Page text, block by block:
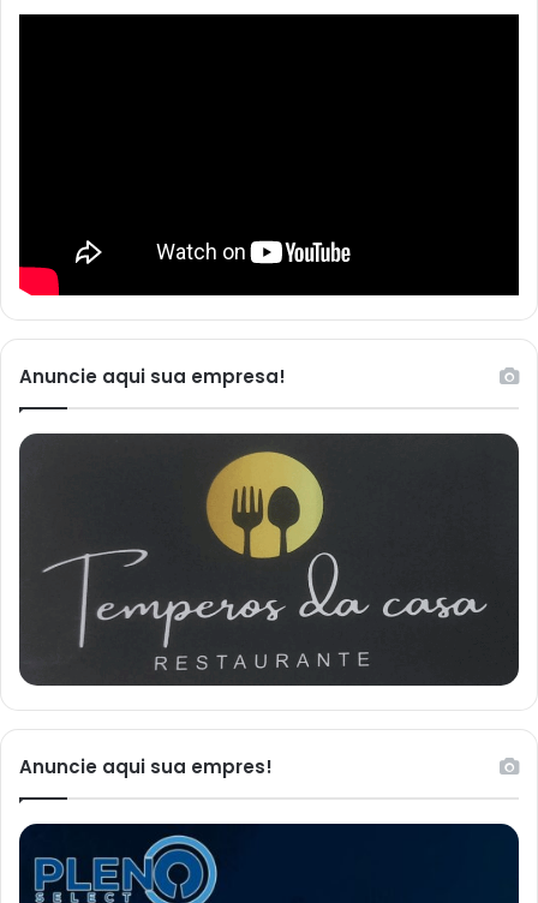
Anuncie aqui sua empresa!
Anuncie aqui sua empres!